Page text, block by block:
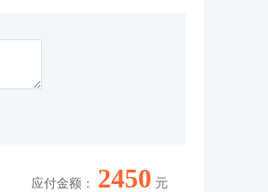
应付金额： 2450 元